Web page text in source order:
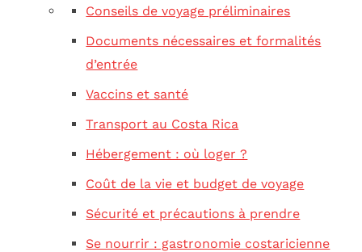
Conseils de voyage préliminaires
Documents nécessaires et formalités
d’entrée
Vaccins et santé
Transport au Costa Rica
Hébergement : où loger ?
Coût de la vie et budget de voyage
Sécurité et précautions à prendre
Se nourrir : gastronomie costaricienne